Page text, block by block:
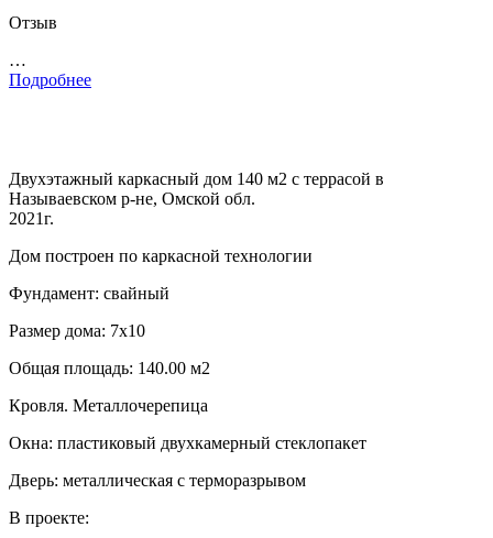
Отзыв
…
Подробнее
Двухэтажный каркасный дом 140 м2 с террасой в
Называевском р-не, Омской обл.
2021г.
Дом построен по каркасной технологии
Фундамент: свайный
Размер дома: 7х10
Общая площадь: 140.00 м2
Кровля. Металлочерепица
Окна: пластиковый двухкамерный стеклопакет
Дверь: металлическая с терморазрывом
В проекте: